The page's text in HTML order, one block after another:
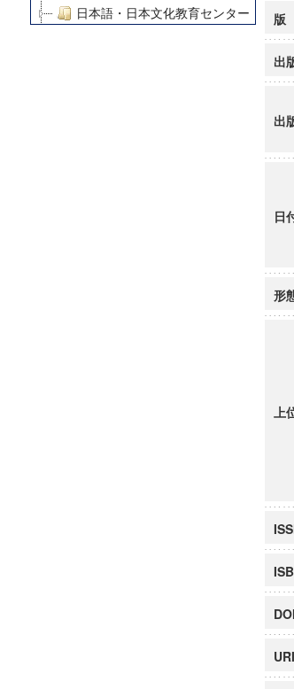
日本語・日本文化教育センター
慶應義塾大学グローバルCOEプログ
慶應義塾大学グローバルCOEプログ
博士課程教育リーディングプログラ
版
出
出
日
形
上
DOI
URI